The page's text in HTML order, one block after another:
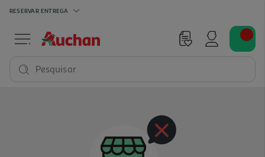
RESERVAR ENTREGA
Pesquisar